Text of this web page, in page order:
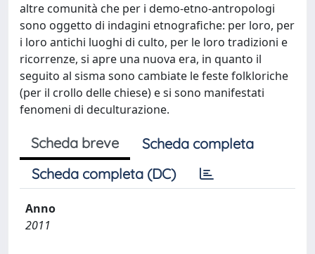
altre comunità che per i demo-etno-antropologi
sono oggetto di indagini etnografiche: per loro, per
i loro antichi luoghi di culto, per le loro tradizioni e
ricorrenze, si apre una nuova era, in quanto il
seguito al sisma sono cambiate le feste folkloriche
(per il crollo delle chiese) e si sono manifestati
fenomeni di deculturazione.
Scheda breve
Scheda completa
Scheda completa (DC)
Anno
2011